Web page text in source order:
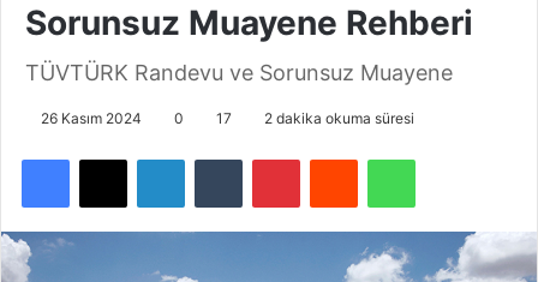
Sorunsuz Muayene Rehberi
TÜVTÜRK Randevu ve Sorunsuz Muayene
26 Kasım 2024 0 17 2 dakika okuma süresi